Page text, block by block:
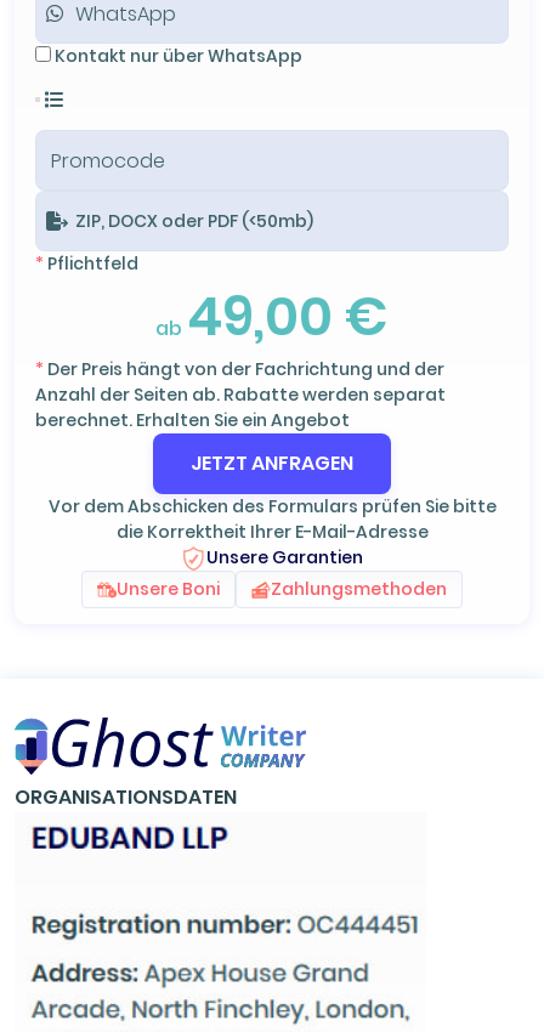
Kontakt nur über WhatsApp
ZIP, DOCX oder PDF (<50mb)
* Pflichtfeld
ab 49,00 €
* Der Preis hängt von der Fachrichtung und der
Anzahl der Seiten ab. Rabatte werden separat
berechnet. Erhalten Sie ein Angebot
JETZT ANFRAGEN
Vor dem Abschicken des Formulars prüfen Sie bitte
die Korrektheit Ihrer E-Mail-Adresse
Unsere Garantien
Unsere Boni
Zahlungsmethoden
ORGANISATIONSDATEN